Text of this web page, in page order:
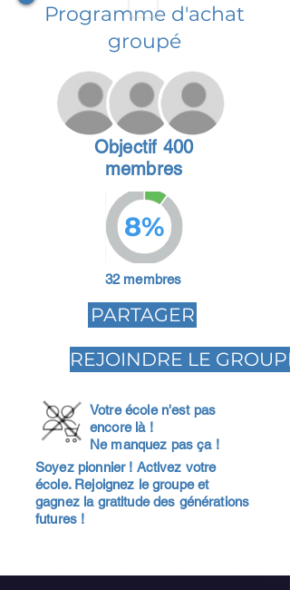
Programme d'achat
groupé
Objectif 400
membres
8%
32 membres
PARTAGER
REJOINDRE LE GROUPE
Votre école n'est pas
encore là !
Ne manquez pas ça !
Soyez pionnier ! Activez votre
école. Rejoignez le groupe et
gagnez la gratitude des générations
futures !